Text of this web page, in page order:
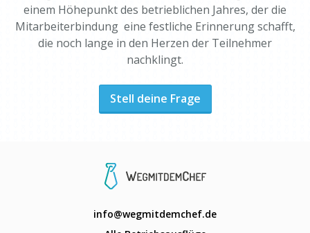
einem Höhepunkt des betrieblichen Jahres, der die
Mitarbeiterbindung eine festliche Erinnerung schafft,
die noch lange in den Herzen der Teilnehmer
nachklingt.
Stell deine Frage
info@wegmitdemchef.de